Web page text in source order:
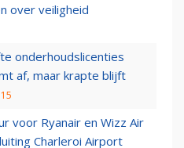
over veiligheid
onderhoudslicenties
af, maar krapte blijft
voor Ryanair en Wizz Air
Charleroi Airport